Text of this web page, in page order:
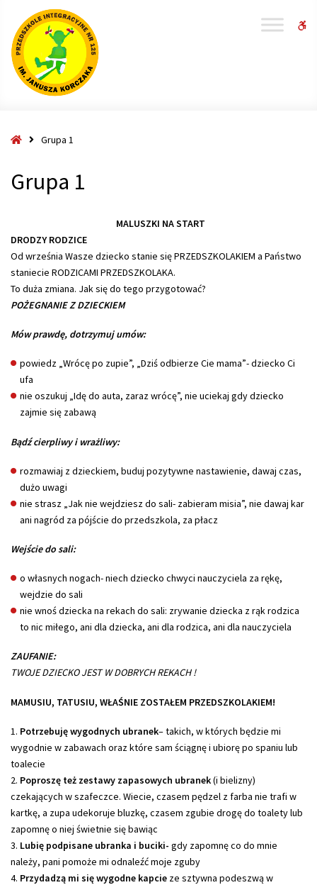
StronaGrupa 1
Grupa 1
MALUSZKI NA START
DRODZY RODZICE
Od września Wasze dziecko stanie się PRZEDSZKOLAKIEM a Państwo
staniecie RODZICAMI PRZEDSZKOLAKA.
To duża zmiana. Jak się do tego przygotować?
POŻEGNANIE Z DZIECKIEM
Mów prawdę, dotrzymuj umów:
powiedz „Wrócę po zupie”, „Dziś odbierze Cie mama”- dziecko Ci
ufa
nie oszukuj „Idę do auta, zaraz wrócę”, nie uciekaj gdy dziecko
zajmie się zabawą
Bądź cierpliwy i wrażliwy:
rozmawiaj z dzieckiem, buduj pozytywne nastawienie, dawaj czas,
dużo uwagi
nie strasz „Jak nie wejdziesz do sali- zabieram misia”, nie dawaj kar
ani nagród za pójście do przedszkola, za płacz
Wejście do sali:
o własnych nogach- niech dziecko chwyci nauczyciela za rękę,
wejdzie do sali
nie wnoś dziecka na rekach do sali: zrywanie dziecka z rąk rodzica
to nic miłego, ani dla dziecka, ani dla rodzica, ani dla nauczyciela
ZAUFANIE:
TWOJE DZIECKO JEST W DOBRYCH REKACH !
MAMUSIU, TATUSIU, WŁAŚNIE ZOSTAŁEM PRZEDSZKOLAKIEM!
Potrzebuję wygodnych ubranek– takich, w których będzie mi
wygodnie w zabawach oraz które sam ściągnę i ubiorę po spaniu lub
toalecie
Poproszę też zestawy zapasowych ubranek(i bielizny)
czekających w szafeczce. Wiecie, czasem pędzel z farba nie trafi w
kartkę, a zupa udekoruje bluzkę, czasem zgubie drogę do toalety lub
zapomnę o niej świetnie się bawiąc
Lubię podpisane ubranka i buciki- gdy zapomnę co do mnie
należy, pani pomoże mi odnaleźć moje zguby
Przydadzą mi się wygodne kapcie ze sztywna podeszwą w